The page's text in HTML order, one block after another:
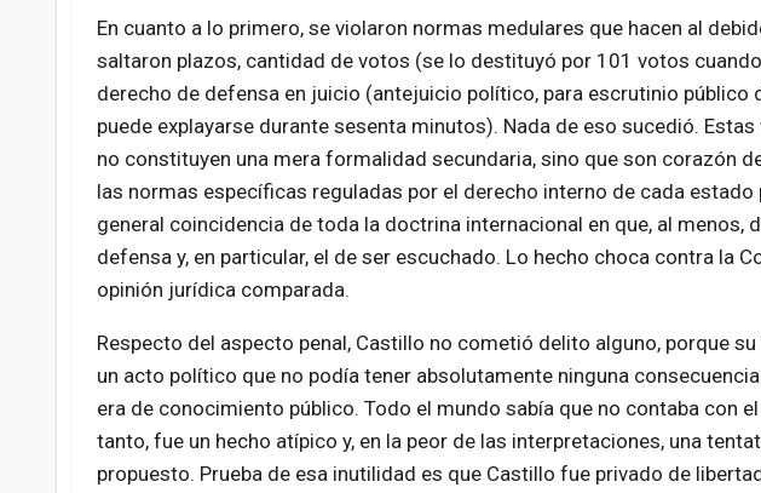
En cuanto a lo primero, se violaron normas medulares que hacen al
saltaron plazos, cantidad de votos (se lo destituyó por 101 votos
derecho de defensa en juicio (antejuicio político, para escrutinio público
puede explayarse durante sesenta minutos). Nada de eso sucedió.
no constituyen una mera formalidad secundaria, sino que son corazón
las normas específicas reguladas por el derecho interno de cada estado
general coincidencia de toda la doctrina internacional en que, al menos,
defensa y, en particular, el de ser escuchado. Lo hecho choca contra la
opinión jurídica comparada.
Respecto del aspecto penal, Castillo no cometió delito alguno, porque
un acto político que no podía tener absolutamente ninguna
era de conocimiento público. Todo el mundo sabía que no contaba con
tanto, fue un hecho atípico y, en la peor de las interpretaciones, una
propuesto. Prueba de esa inutilidad es que Castillo fue privado de